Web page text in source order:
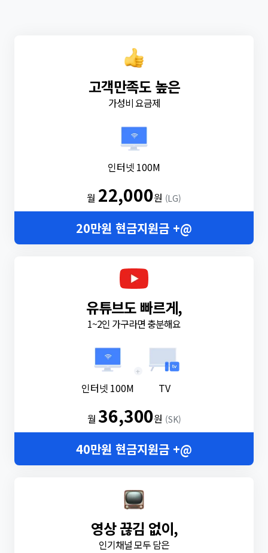
고객만족도 높은
가성비 요금제
인터넷 100M
월 22,000원 (LG)
20만원 현금지원금 +@
유튜브도 빠르게,
1~2인 가구라면 충분해요
인터넷 100M
+
TV
월36,300원 (SK)
40만원 현금지원금 +@
영상 끊김 없이,
인기채널 모두 담은